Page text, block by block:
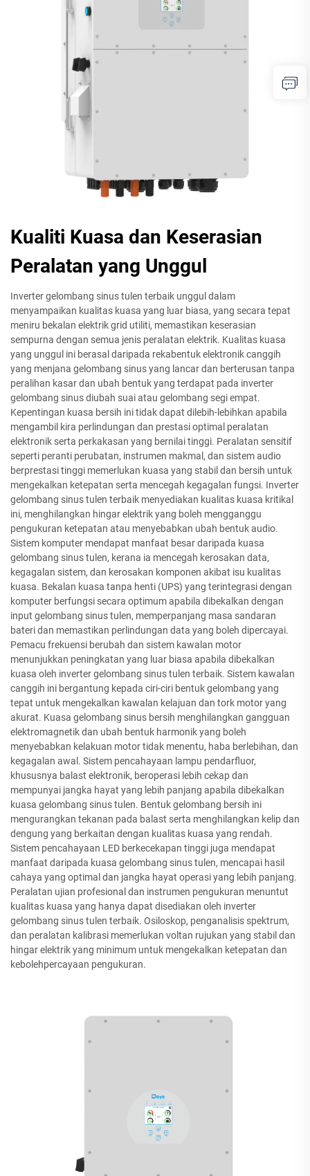
Kualiti Kuasa dan Keserasian
Peralatan yang Unggul
Inverter gelombang sinus tulen terbaik unggul dalam
menyampaikan kualitas kuasa yang luar biasa, yang secara tepat
meniru bekalan elektrik grid utiliti, memastikan keserasian
sempurna dengan semua jenis peralatan elektrik. Kualitas kuasa
yang unggul ini berasal daripada rekabentuk elektronik canggih
yang menjana gelombang sinus yang lancar dan berterusan tanpa
peralihan kasar dan ubah bentuk yang terdapat pada inverter
gelombang sinus diubah suai atau gelombang segi empat.
Kepentingan kuasa bersih ini tidak dapat dilebih-lebihkan apabila
mengambil kira perlindungan dan prestasi optimal peralatan
elektronik serta perkakasan yang bernilai tinggi. Peralatan sensitif
seperti peranti perubatan, instrumen makmal, dan sistem audio
berprestasi tinggi memerlukan kuasa yang stabil dan bersih untuk
mengekalkan ketepatan serta mencegah kegagalan fungsi. Inverter
gelombang sinus tulen terbaik menyediakan kualitas kuasa kritikal
ini, menghilangkan hingar elektrik yang boleh mengganggu
pengukuran ketepatan atau menyebabkan ubah bentuk audio.
Sistem komputer mendapat manfaat besar daripada kuasa
gelombang sinus tulen, kerana ia mencegah kerosakan data,
kegagalan sistem, dan kerosakan komponen akibat isu kualitas
kuasa. Bekalan kuasa tanpa henti (UPS) yang terintegrasi dengan
komputer berfungsi secara optimum apabila dibekalkan dengan
input gelombang sinus tulen, memperpanjang masa sandaran
bateri dan memastikan perlindungan data yang boleh dipercayai.
Pemacu frekuensi berubah dan sistem kawalan motor
menunjukkan peningkatan yang luar biasa apabila dibekalkan
kuasa oleh inverter gelombang sinus tulen terbaik. Sistem kawalan
canggih ini bergantung kepada ciri-ciri bentuk gelombang yang
tepat untuk mengekalkan kawalan kelajuan dan tork motor yang
akurat. Kuasa gelombang sinus bersih menghilangkan gangguan
elektromagnetik dan ubah bentuk harmonik yang boleh
menyebabkan kelakuan motor tidak menentu, haba berlebihan, dan
kegagalan awal. Sistem pencahayaan lampu pendarfluor,
khususnya balast elektronik, beroperasi lebih cekap dan
mempunyai jangka hayat yang lebih panjang apabila dibekalkan
kuasa gelombang sinus tulen. Bentuk gelombang bersih ini
mengurangkan tekanan pada balast serta menghilangkan kelip dan
dengung yang berkaitan dengan kualitas kuasa yang rendah.
Sistem pencahayaan LED berkecekapan tinggi juga mendapat
manfaat daripada kuasa gelombang sinus tulen, mencapai hasil
cahaya yang optimal dan jangka hayat operasi yang lebih panjang.
Peralatan ujian profesional dan instrumen pengukuran menuntut
kualitas kuasa yang hanya dapat disediakan oleh inverter
gelombang sinus tulen terbaik. Osiloskop, penganalisis spektrum,
dan peralatan kalibrasi memerlukan voltan rujukan yang stabil dan
hingar elektrik yang minimum untuk mengekalkan ketepatan dan
kebolehpercayaan pengukuran.